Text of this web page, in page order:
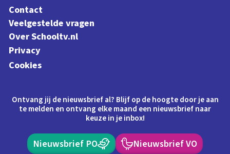
Contact
Veelgestelde vragen
Over Schooltv.nl
Privacy
Cookies
Ontvang jij de nieuwsbrief al? Blijf op de hoogte door je aan
te melden en ontvang elke maand een nieuwsbrief naar
keuze in je inbox!
Nieuwsbrief PO Nieuwsbrief VO